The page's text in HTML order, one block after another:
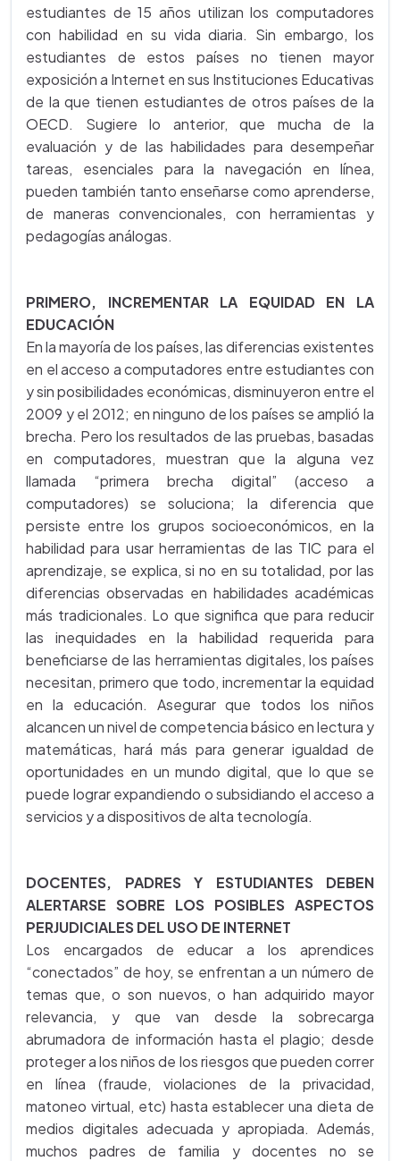
estudiantes de 15 años utilizan los computadores
con habilidad en su vida diaria. Sin embargo, los
estudiantes de estos países no tienen mayor
exposición a Internet en sus Instituciones Educativas
de la que tienen estudiantes de otros países de la
OECD. Sugiere lo anterior, que mucha de la
evaluación y de las habilidades para desempeñar
tareas, esenciales para la navegación en línea,
pueden también tanto enseñarse como aprenderse,
de maneras convencionales, con herramientas y
pedagogías análogas.
PRIMERO, INCREMENTAR LA EQUIDAD EN LA
EDUCACIÓN
En la mayoría de los países, las diferencias existentes
en el acceso a computadores entre estudiantes con
y sin posibilidades económicas, disminuyeron entre el
2009 y el 2012; en ninguno de los países se amplió la
brecha. Pero los resultados de las pruebas, basadas
en computadores, muestran que la alguna vez
llamada “primera brecha digital” (acceso a
computadores) se soluciona; la diferencia que
persiste entre los grupos socioeconómicos, en la
habilidad para usar herramientas de las TIC para el
aprendizaje, se explica, si no en su totalidad, por las
diferencias observadas en habilidades académicas
más tradicionales. Lo que significa que para reducir
las inequidades en la habilidad requerida para
beneficiarse de las herramientas digitales, los países
necesitan, primero que todo, incrementar la equidad
en la educación. Asegurar que todos los niños
alcancen un nivel de competencia básico en lectura y
matemáticas, hará más para generar igualdad de
oportunidades en un mundo digital, que lo que se
puede lograr expandiendo o subsidiando el acceso a
servicios y a dispositivos de alta tecnología.
DOCENTES, PADRES Y ESTUDIANTES DEBEN
ALERTARSE SOBRE LOS POSIBLES ASPECTOS
PERJUDICIALES DEL USO DE INTERNET
Los encargados de educar a los aprendices
“conectados” de hoy, se enfrentan a un número de
temas que, o son nuevos, o han adquirido mayor
relevancia, y que van desde la sobrecarga
abrumadora de información hasta el plagio; desde
proteger a los niños de los riesgos que pueden correr
en línea (fraude, violaciones de la privacidad,
matoneo virtual, etc) hasta establecer una dieta de
medios digitales adecuada y apropiada. Además,
muchos padres de familia y docentes no se